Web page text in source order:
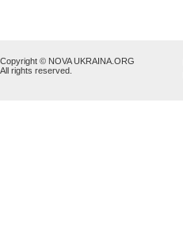
Copyright © NOVA UKRAINA.ORG
All rights reserved.